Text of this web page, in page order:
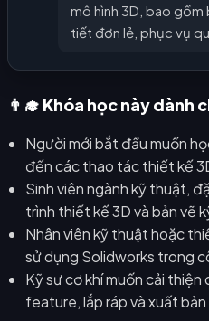
mô hình 3D, bao gồm
tiết đơn lẻ, phục vụ
👨‍🎓 Khóa học này dành
Người mới bắt đầu muốn
đến các thao tác thiết kế
Sinh viên ngành kỹ thuật,
trình thiết kế 3D và bản vẽ
Nhân viên kỹ thuật hoặc
sử dụng Solidworks trong
Kỹ sư cơ khí muốn cải
feature, lắp ráp và xuất bản